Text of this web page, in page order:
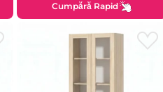
Cumpără Rapid